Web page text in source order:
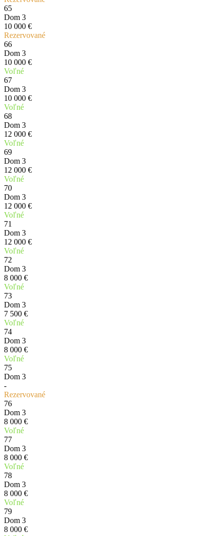
65
Dom 3
10 000 €
Rezervované
66
Dom 3
10 000 €
Voľné
67
Dom 3
10 000 €
Voľné
68
Dom 3
12 000 €
Voľné
69
Dom 3
12 000 €
Voľné
70
Dom 3
12 000 €
Voľné
71
Dom 3
12 000 €
Voľné
72
Dom 3
8 000 €
Voľné
73
Dom 3
7 500 €
Voľné
74
Dom 3
8 000 €
Voľné
75
Dom 3
-
Rezervované
76
Dom 3
8 000 €
Voľné
77
Dom 3
8 000 €
Voľné
78
Dom 3
8 000 €
Voľné
79
Dom 3
8 000 €